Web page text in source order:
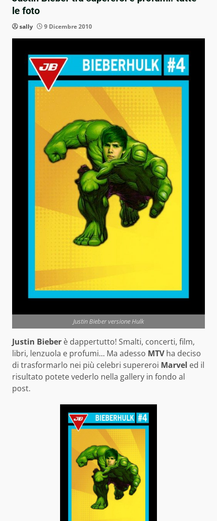
le foto
sally 9 Dicembre 2010
Justin Bieber versione Hulk
Justin Bieber è dappertutto! Smalti, concerti, film,
libri, lenzuola e profumi… Ma adesso MTVha deciso
di trasformarlo nei più celebri supereroi Marvel ed il
risultato potete vederlo nella gallery in fondo al
post.